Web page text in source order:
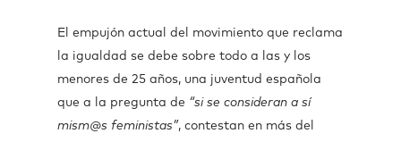
El empujón actual del movimiento que reclama
la igualdad se debe sobre todo a las y los
menores de 25 años, una juventud española
que a la pregunta de “si se consideran a sí
mism@s feministas”, contestan en más del